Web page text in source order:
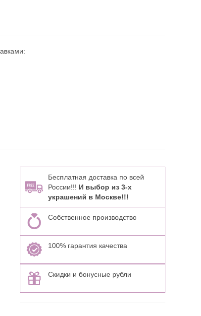
Бесплатная доставка по всей
России!!! И выбор из 3-х
украшений в Москве!!!
Собственное производство
100% гарантия качества
Скидки и бонусные рубли